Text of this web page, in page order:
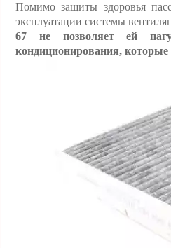
Помимо защиты здоровья
эксплуатации системы
67 не позволяет ей
кондиционирования, которые